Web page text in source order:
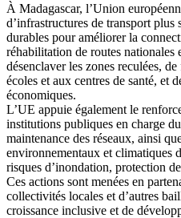
À Madagascar, l’Union
d’infrastructures de transport plus
durables pour améliorer la
réhabilitation de routes nationales
désenclaver les zones reculées,
écoles et aux centres de santé, et
économiques.
L’UE appuie également le
institutions publiques en charge
maintenance des réseaux, ainsi
environnementaux et climatiques
risques d’inondation, protection
Ces actions sont menées en
collectivités locales et d’autres
croissance inclusive et de